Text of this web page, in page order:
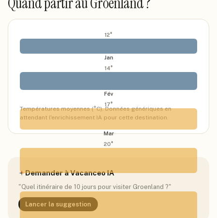
12°
Jan
14°
Fév
17°
Mar
20°
Avr
24°
Températures moyennes (°C). Données génériques en
attendant l'enrichissement IA pour cette destination.
Demander à Vacanceo IA
"Quel itinéraire de 10 jours pour visiter Groenland ?"
Lancer la suggestion